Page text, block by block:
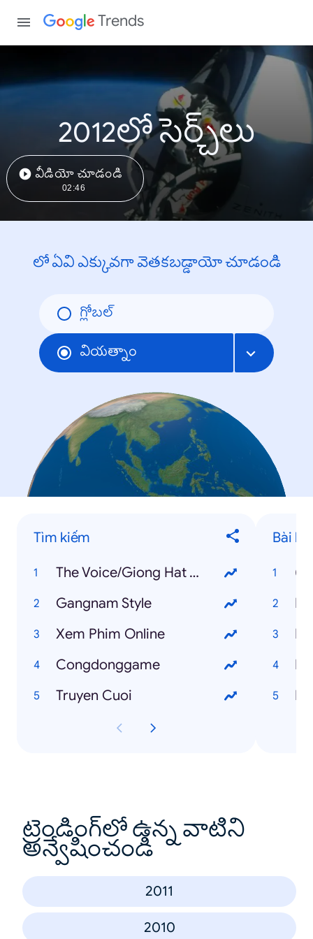
Trends
2012లో సెర్చ్‌లు
వీడియో చూడండి
02:46
లో ఏవి ఎక్కువగా వెతకబడ్డాయో చూడండి
గ్లోబల్
వియత్నాం
Tìm kiếm
The Voice/Giong Hat Viet
Gangnam Style
Xem Phim Online
Congdonggame
Truyen Cuoi
Bài
I
ట్రెండింగ్‌లో ఉన్న వాటిని
అన్వేషించండి
2011
2010